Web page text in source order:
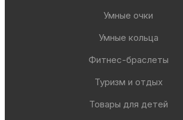
Умные очки
Умные кольца
Фитнес-браслеты
Туризм и отдых
Товары для детей